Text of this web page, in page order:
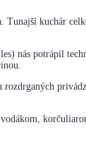
Tunajší kuchár
nás potrápil